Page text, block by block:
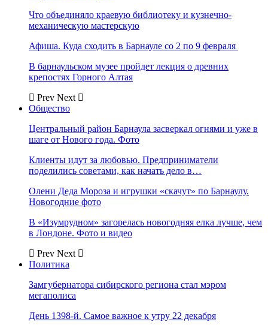
Что объединяло краевую библиотеку и кузнечно-
механическую мастерскую
Афиша. Куда сходить в Барнауле со 2 по 9 февраля
В барнаульском музее пройдет лекция о древних
крепостях Горного Алтая
Prev Next
Общество
Центральный район Барнаула засверкал огнями и уже в
шаге от Нового года. Фото
Клиенты идут за любовью. Предприниматели
поделились советами, как начать дело в…
Олени Деда Мороза и игрушки «скачут» по Барнаулу.
Новогодние фото
В «Изумрудном» загорелась новогодняя елка лучше, чем
в Лондоне. Фото и видео
Prev Next
Политика
Замгубернатора сибирского региона стал мэром
мегаполиса
День 1398-й. Самое важное к утру 22 декабря